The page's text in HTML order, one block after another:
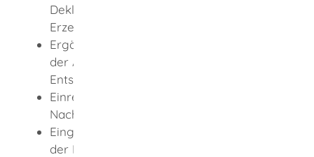
Deklarationsanalyse (DA) durch den
Erzeuger,
Ergänzung der Nachweiserklärung mit
der Annahmeerklärung (AE) des
Entsorgers,
Einreichung des elektronischen
Nachweises bei der Entsorgerbehörde,
Eingangsbestätigung mit Nachforderung
der Entsorgerbehörde bei